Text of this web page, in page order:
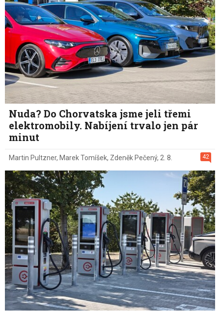
Nuda? Do Chorvatska jsme jeli třemi
elektromobily. Nabíjení trvalo jen pár
minut
42
Martin Pultzner, Marek Tomíšek, Zdeněk Pečený, 2. 8.